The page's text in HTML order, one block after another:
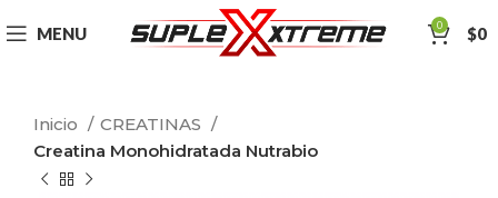
MENU 0 $0
Inicio
CREATINAS
Creatina Monohidratada Nutrabio